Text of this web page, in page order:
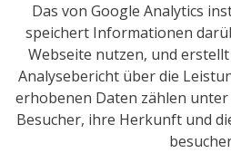
Das von Google Analytics
speichert Informationen
Webseite nutzen, und
Analysebericht über die
erhobenen Daten zählen
Besucher, ihre Herkunft und